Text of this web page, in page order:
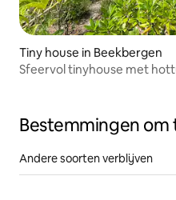
Tiny house in Beekbergen
Sfeervol tinyhouse met
Bestemmingen om
Andere soorten verblijven